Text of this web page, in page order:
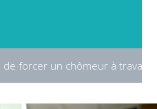
de forcer un chômeur à